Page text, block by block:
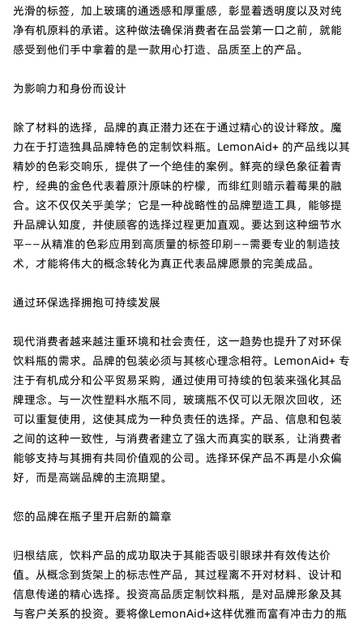
光滑的标签，加上玻璃的通透感和厚重感，彰显着透明度以及对纯
净有机原料的承诺。这种做法确保消费者在品尝第一口之前，就能
感受到他们手中拿着的是一款用心打造、品质至上的产品。
为影响力和身份而设计
除了材料的选择，品牌的真正潜力还在于通过精心的设计释放。魔
力在于打造独具品牌特色的定制饮料瓶。LemonAid+ 的产品线以其
精妙的色彩交响乐，提供了一个绝佳的案例。鲜亮的绿色象征着青
柠，经典的金色代表着原汁原味的柠檬，而绯红则暗示着莓果的融
合。这不仅仅关乎美学；它是一种战略性的品牌塑造工具，能够提
升品牌认知度，并使顾客的选择过程更加直观。要达到这种细节水
平——从精准的色彩应用到高质量的标签印刷——需要专业的制造技
术，才能将伟大的概念转化为真正代表品牌愿景的完美成品。
通过环保选择拥抱可持续发展
现代消费者越来越注重环境和社会责任，这一趋势也提升了对环保
饮料瓶的需求。品牌的包装必须与其核心理念相符。LemonAid+ 专
注于有机成分和公平贸易采购，通过使用可持续的包装来强化其品
牌理念。与一次性塑料水瓶不同，玻璃瓶不仅可以无限次回收，还
可以重复使用，这使其成为一种负责任的选择。产品、信息和包装
之间的这种一致性，与消费者建立了强大而真实的联系，让消费者
能够支持与其拥有共同价值观的公司。选择环保产品不再是小众偏
好，而是高端品牌的主流期望。
您的品牌在瓶子里开启新的篇章
归根结底，饮料产品的成功取决于其能否吸引眼球并有效传达价
值。从概念到货架上的标志性产品，其过程离不开对材料、设计和
信息传递的精心选择。投资高品质定制饮料瓶，是对品牌形象及其
与客户关系的投资。要将像LemonAid+这样优雅而富有冲击力的瓶